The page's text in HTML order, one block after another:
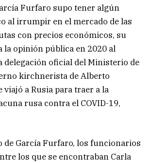
Furfaro supo tener algún
al irrumpir en el mercado de las
con precios económicos, su
la opinión pública en 2020 al
delegación oficial del Ministerio de
kirchnerista de Alberto
viajó a Rusia para traer a la
rusa contra el COVID-19,
de García Furfaro, los funcionarios
los que se encontraban Carla